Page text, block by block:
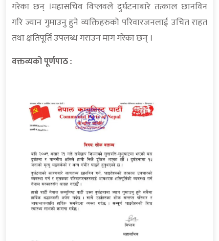
गरेका छन् ।महासचिव विप्लवले दुर्घटनाबारे तत्काल छानविन
गरि ज्यान गुमाउनु हुने व्यक्तिहरुको परिवारजनलाई उचित राहत
तथा क्षतिपूर्ति उपलब्ध गराउन माग गरेका छन् ।
वक्तव्यको पूर्णपाठ :